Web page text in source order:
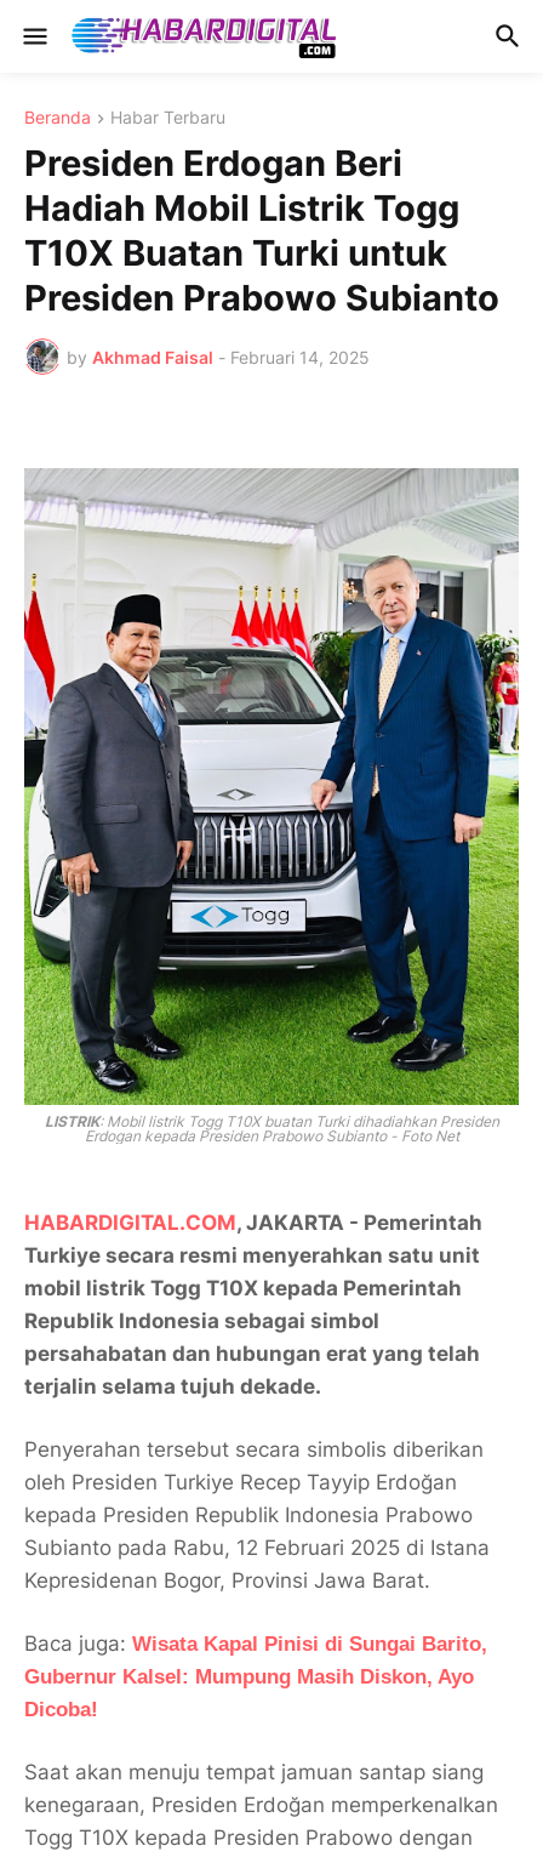
Beranda Habar Terbaru
Presiden Erdogan Beri
Hadiah Mobil Listrik Togg
T10X Buatan Turki untuk
Presiden Prabowo Subianto
by Akhmad Faisal - Februari 14, 2025
LISTRIK: Mobil listrik Togg T10X buatan Turki dihadiahkan Presiden
Erdogan kepada Presiden Prabowo Subianto - Foto Net
HABARDIGITAL.COM, JAKARTA - Pemerintah
Turkiye secara resmi menyerahkan satu unit
mobil listrik Togg T10X kepada Pemerintah
Republik Indonesia sebagai simbol
persahabatan dan hubungan erat yang telah
terjalin selama tujuh dekade.
Penyerahan tersebut secara simbolis diberikan
oleh Presiden Turkiye Recep Tayyip Erdoğan
kepada Presiden Republik Indonesia Prabowo
Subianto pada Rabu, 12 Februari 2025 di Istana
Kepresidenan Bogor, Provinsi Jawa Barat.
Baca juga: Wisata Kapal Pinisi di Sungai Barito,
Gubernur Kalsel: Mumpung Masih Diskon, Ayo
Dicoba!
Saat akan menuju tempat jamuan santap siang
kenegaraan, Presiden Erdoğan memperkenalkan
Togg T10X kepada Presiden Prabowo dengan